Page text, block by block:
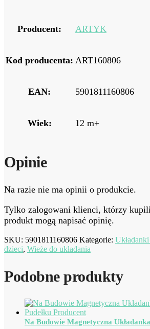
Producent: ARTYK
Kod producenta: ART160806
EAN: 5901811160806
Wiek: 12 m+
Opinie
Na razie nie ma opinii o produkcie.
Tylko zalogowani klienci, którzy
produkt mogą napisać opinię.
SKU: 5901811160806 Kategorie:
dzieci, Wieże do układania
Podobne produkty
Na Budowie Magnetyczna